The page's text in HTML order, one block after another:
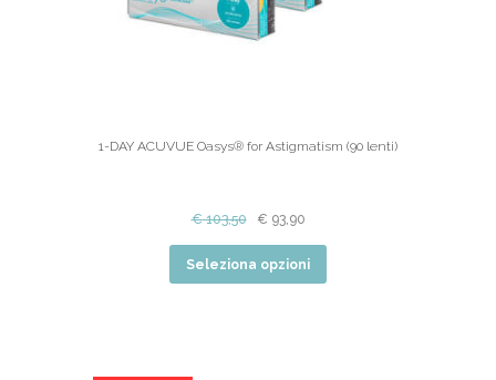
1-DAY ACUVUE Oasys® for Astigmatism (90 lenti)
€103,50 € 93,90
Seleziona opzioni